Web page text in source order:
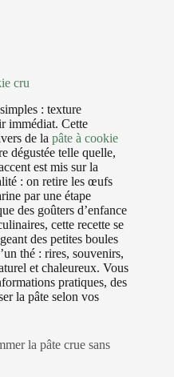
cru
: texture
immédiat. Cette
de la pâte à cookie
dégustée telle quelle,
est mis sur la
: on retire les œufs
par une étape
des goûters d’enfance
cette recette se
des petites boules
thé : rires, souvenirs,
et chaleureux. Vous
pratiques, des
la pâte selon vos
la pâte crue sans